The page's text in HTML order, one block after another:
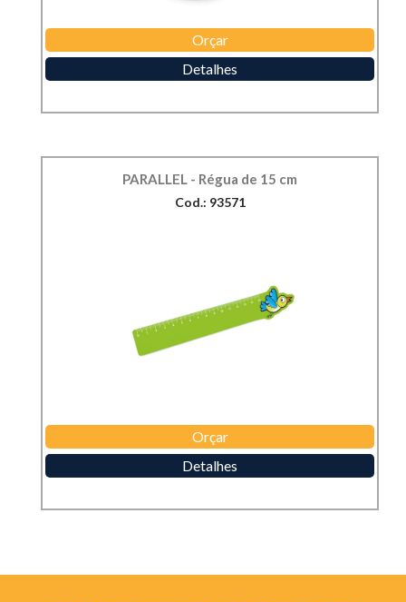
Orçar
Detalhes
PARALLEL - Régua de 15 cm
Cod.: 93571
Orçar
Detalhes